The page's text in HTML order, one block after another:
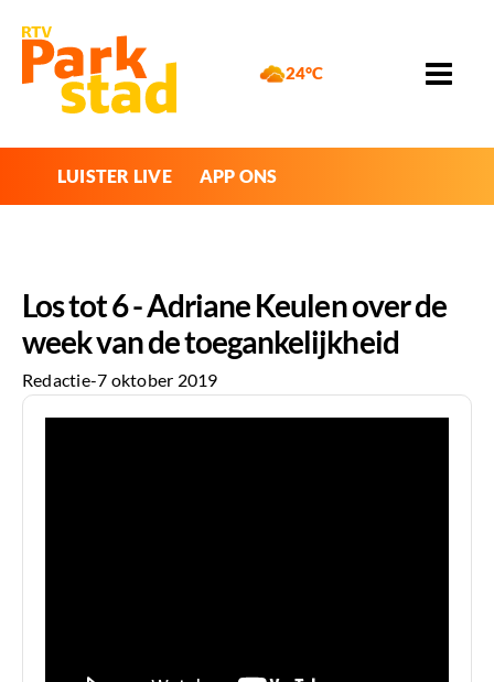
24°C
LUISTER LIVE APP ONS
Los tot 6 - Adriane Keulen over de
week van de toegankelijkheid
Redactie-7 oktober 2019